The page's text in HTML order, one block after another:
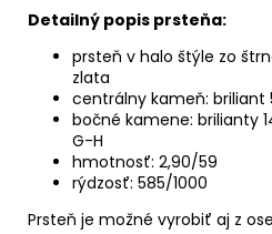
Detailný popis prsteňa:
prsteň v halo štýle zo
zlata
centrálny kameň: briliant
bočné kamene: brilianty
G-H
hmotnosť: 2,90/59
rýdzosť: 585/1000
Prsteň je možné vyrobiť aj z